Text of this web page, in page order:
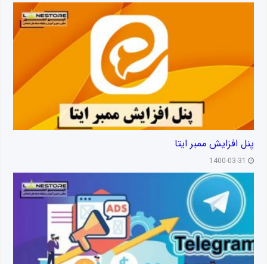
پنل افزایش ممبر ایتا
1400-03-31